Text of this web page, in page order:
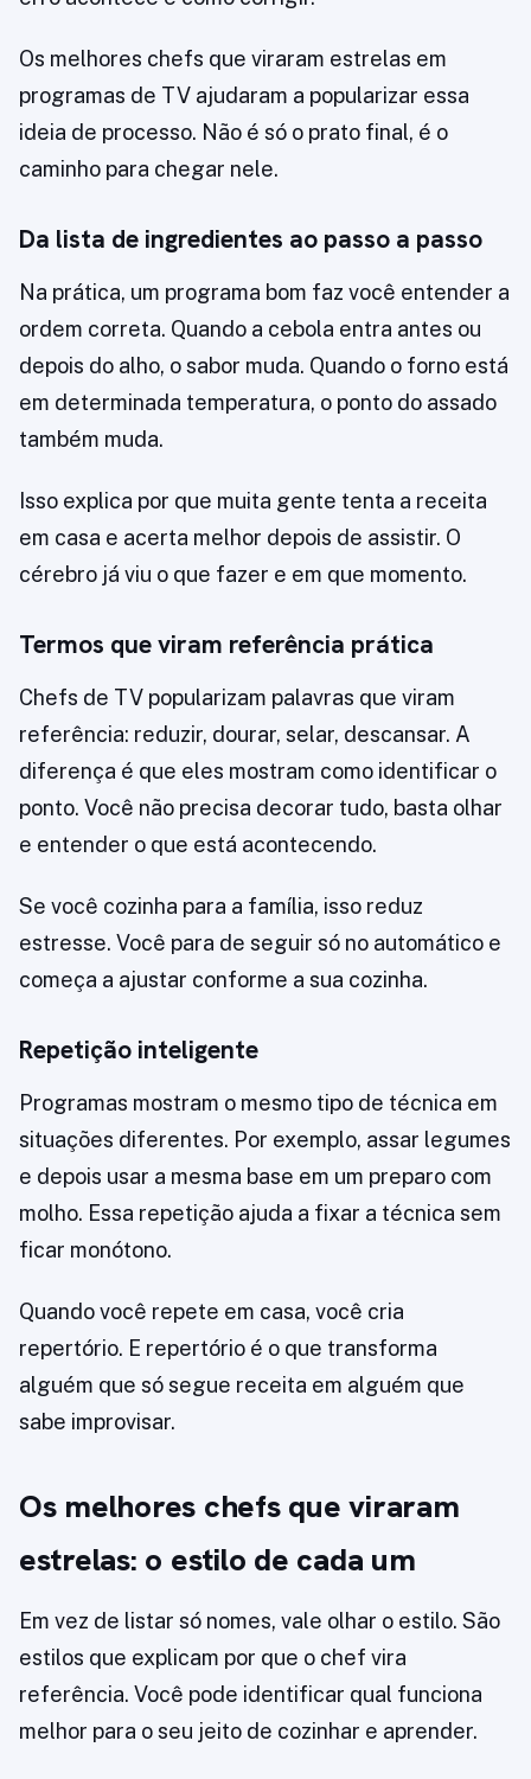
Os melhores chefs que viraram estrelas em
programas de TV ajudaram a popularizar essa
ideia de processo. Não é só o prato final, é o
caminho para chegar nele.
Da lista de ingredientes ao passo a passo
Na prática, um programa bom faz você entender a
ordem correta. Quando a cebola entra antes ou
depois do alho, o sabor muda. Quando o forno está
em determinada temperatura, o ponto do assado
também muda.
Isso explica por que muita gente tenta a receita
em casa e acerta melhor depois de assistir. O
cérebro já viu o que fazer e em que momento.
Termos que viram referência prática
Chefs de TV popularizam palavras que viram
referência: reduzir, dourar, selar, descansar. A
diferença é que eles mostram como identificar o
ponto. Você não precisa decorar tudo, basta olhar
e entender o que está acontecendo.
Se você cozinha para a família, isso reduz
estresse. Você para de seguir só no automático e
começa a ajustar conforme a sua cozinha.
Repetição inteligente
Programas mostram o mesmo tipo de técnica em
situações diferentes. Por exemplo, assar legumes
e depois usar a mesma base em um preparo com
molho. Essa repetição ajuda a fixar a técnica sem
ficar monótono.
Quando você repete em casa, você cria
repertório. E repertório é o que transforma
alguém que só segue receita em alguém que
sabe improvisar.
Os melhores chefs que viraram
estrelas: o estilo de cada um
Em vez de listar só nomes, vale olhar o estilo. São
estilos que explicam por que o chef vira
referência. Você pode identificar qual funciona
melhor para o seu jeito de cozinhar e aprender.